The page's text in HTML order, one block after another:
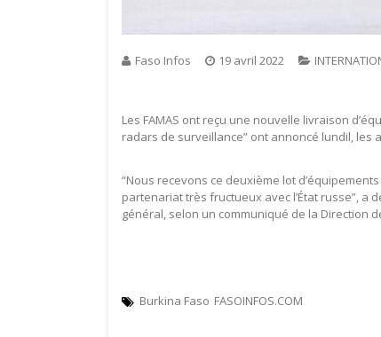
Faso Infos 19 avril 2022
Les FAMAS ont reçu une nouvelle livraison
radars de surveillance” ont annoncé lundil, les
“Nous recevons ce deuxième lot
partenariat très fructueux avec l’État russe”, a
général, selon un communiqué de la Direction
Burkina Faso FASOINFOS.COM